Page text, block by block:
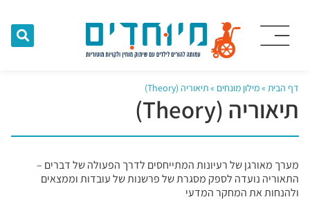
דף הבית »מילון מונחים »תיאוריה (Theory)
תיאוריה (Theory)
מערך מאורגן של רעיונות המתייחסים לדרך הפעולה של דברים –
התאוריה נועדה לספק מסגרת של פרשנות של עובדות וממצאים
ולהנחות את המחקר המדעי